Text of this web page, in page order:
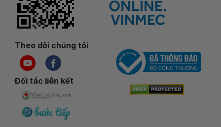
Theo dõi chúng tôi
Đối tác liên kết